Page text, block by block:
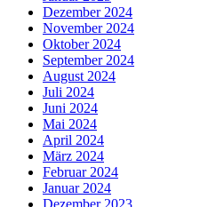
Dezember 2024
November 2024
Oktober 2024
September 2024
August 2024
Juli 2024
Juni 2024
Mai 2024
April 2024
März 2024
Februar 2024
Januar 2024
Dezember 2023